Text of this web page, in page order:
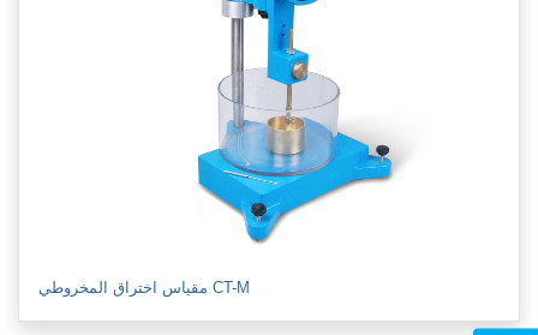
مقياس اختراق المخروطي CT-M